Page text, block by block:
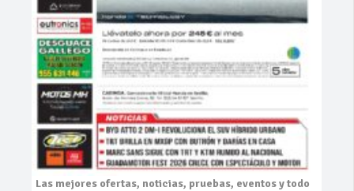
Las mejores ofertas, noticias, pruebas, eventosy todo